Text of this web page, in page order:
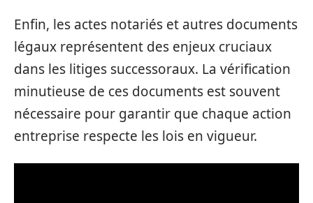
Enfin, les actes notariés et autres documents
légaux représentent des enjeux cruciaux
dans les litiges successoraux. La vérification
minutieuse de ces documents est souvent
nécessaire pour garantir que chaque action
entreprise respecte les lois en vigueur.